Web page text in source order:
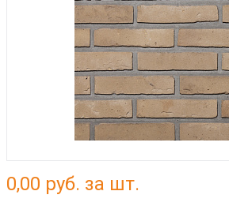
0,00 руб. за шт.